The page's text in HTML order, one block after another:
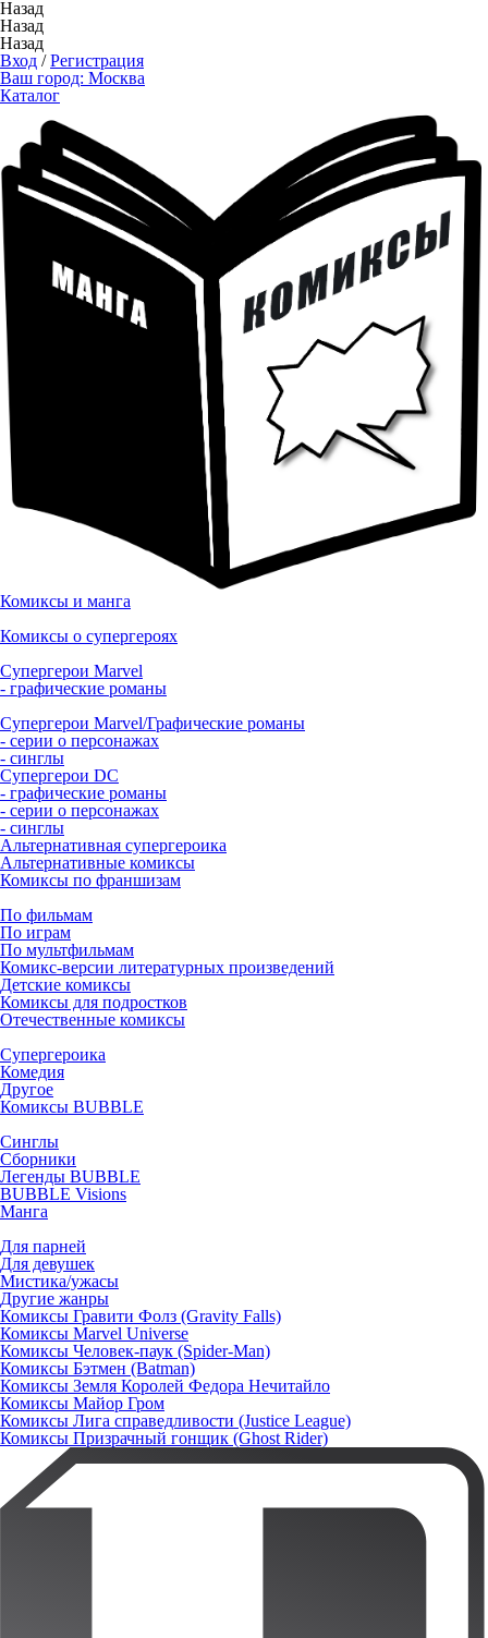
Назад
Назад
Назад
Вход /Регистрация
Ваш город: Москва
Каталог
Комиксы и манга
Комиксы о супергероях
Супергерои Marvel
- графические романы
Супергерои Marvel/Графические романы
- серии о персонажах
- синглы
Супергерои DC
- графические романы
- серии о персонажах
- синглы
Альтернативная супергероика
Альтернативные комиксы
Комиксы по франшизам
По фильмам
По играм
По мультфильмам
Комикс-версии литературных произведений
Детские комиксы
Комиксы для подростков
Отечественные комиксы
Супергероика
Комедия
Другое
Комиксы BUBBLE
Синглы
Сборники
Легенды BUBBLE
BUBBLE Visions
Манга
Для парней
Для девушек
Мистика/ужасы
Другие жанры
Комиксы Гравити Фолз (Gravity Falls)
Комиксы Marvel Universe
Комиксы Человек-паук (Spider-Man)
Комиксы Бэтмен (Batman)
Комиксы Земля Королей Федора Нечитайло
Комиксы Майор Гром
Комиксы Лига справедливости (Justice League)
Комиксы Призрачный гонщик (Ghost Rider)